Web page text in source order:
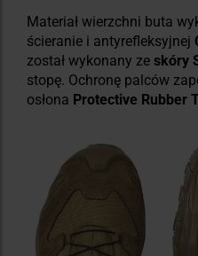
Materiał wierzchni buta
ścieranie i antyrefleksyjnej
został wykonany ze skóry
stopę. Ochronę palców
osłona Protective Rubber